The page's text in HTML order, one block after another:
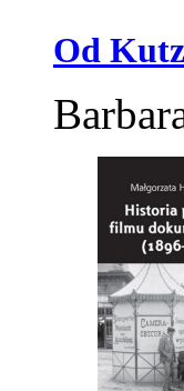
Od